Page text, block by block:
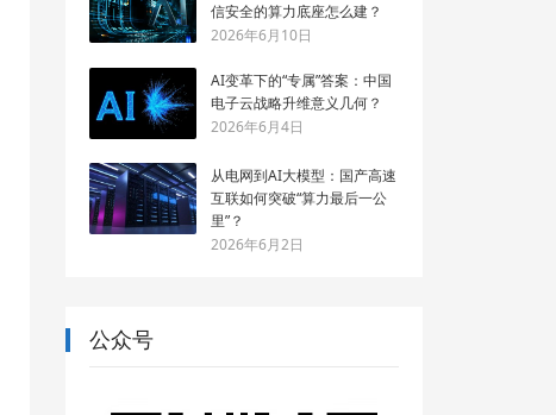
信安全的算力底座怎么建？
2026年6月10日
AI变革下的“专属”答案：中国
电子云战略升维意义几何？
2026年6月4日
从电网到AI大模型：国产高速
互联如何突破“算力最后一公
里”？
2026年6月2日
公众号